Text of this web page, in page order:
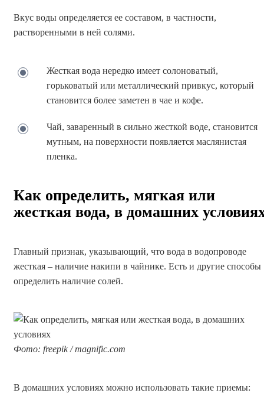
Вкус воды определяется ее составом, в частности,
растворенными в ней солями.
Жесткая вода нередко имеет солоноватый,
горьковатый или металлический привкус, который
становится более заметен в чае и кофе.
Чай, заваренный в сильно жесткой воде, становится
мутным, на поверхности появляется маслянистая
пленка.
Как определить, мягкая или
жесткая вода, в домашних
Главный признак, указывающий, что вода в водопроводе
жесткая – наличие накипи в чайнике. Есть и другие способы
определить наличие солей.
Фото: freepik / magnific.com
В домашних условиях можно использовать такие приемы: